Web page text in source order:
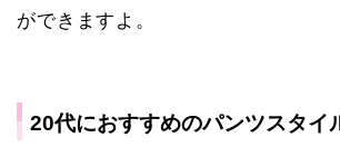
ができますよ。
20代におすすめのパンツスタイ